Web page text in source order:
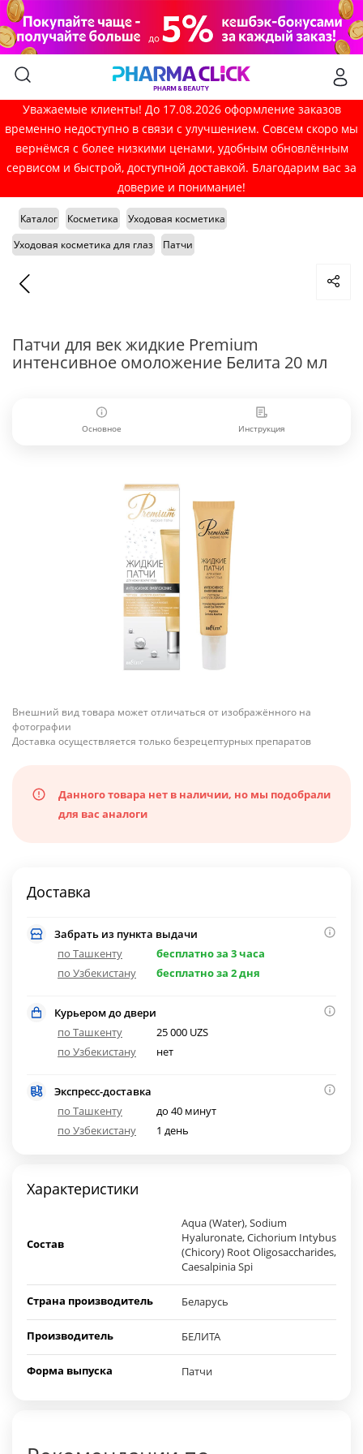
Уважаемые клиенты! До 17.08.2026 оформление заказов
временно недоступно в связи с улучшением. Совсем скоро мы
вернёмся с более низкими ценами, удобным обновлённым
сервисом и быстрой, доступной доставкой. Благодарим вас за
доверие и понимание!
Каталог Косметика
Уходовая косметика
Уходовая косметика для глаз
Патчи
Патчи для век жидкие Premium
интенсивное омоложение Белита 20 мл
Основное Инструкция
Внешний вид товара может отличаться от изображённого на
фотографии
Доставка осуществляется только безрецептурных препаратов
Данного товара нет в наличии, но мы подобрали
для вас аналоги
Доставка
Забрать из пункта выдачи
по Ташкенту
бесплатно за 3 часа
по Узбекистану
бесплатно за 2 дня
Курьером до двери
по Ташкенту
25 000 UZS
по Узбекистану
нет
Экспресс-доставка
по Ташкенту
до 40 минут
по Узбекистану
1 день
Характеристики
Состав
Aqua (Water), Sodium
Hyaluronate, Cichorium Intybus
(Chicory) Root Oligosaccharides,
Caesalpinia Spi
Страна производитель Беларусь
Производитель БЕЛИТА
Форма выпуска Патчи